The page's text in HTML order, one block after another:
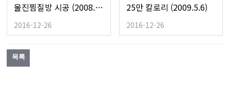
울진찜질방 시공 (2008.5.23)
2016-12-26
25만 칼로리 (2009.5.6)
2016-12-26
목록